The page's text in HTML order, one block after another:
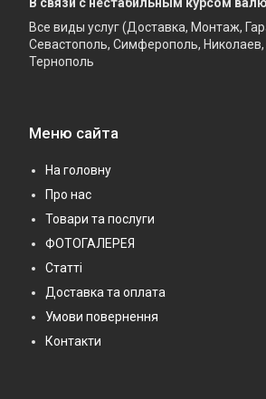
Все виды услуг (Доставка, Монтаж,
Севастополь, Симферополь,
Тернополь
Меню сайта
На головну
Про нас
Товари та послуги
ФОТОГАЛЕРЕЯ
Статті
Доставка та оплата
Умови повернення
Контакти